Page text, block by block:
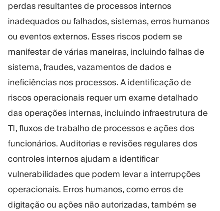
perdas resultantes de processos internos
inadequados ou falhados, sistemas, erros humanos
ou eventos externos. Esses riscos podem se
manifestar de várias maneiras, incluindo falhas de
sistema, fraudes, vazamentos de dados e
ineficiências nos processos. A identificação de
riscos operacionais requer um exame detalhado
das operações internas, incluindo infraestrutura de
TI, fluxos de trabalho de processos e ações dos
funcionários. Auditorias e revisões regulares dos
controles internos ajudam a identificar
vulnerabilidades que podem levar a interrupções
operacionais. Erros humanos, como erros de
digitação ou ações não autorizadas, também se